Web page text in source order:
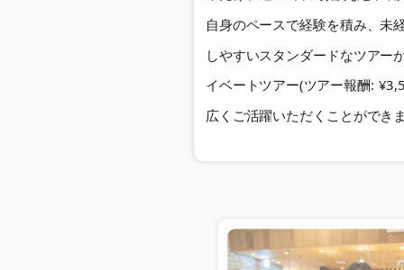
自身のペースで経験を積み、未
しやすいスタンダードなツアー
イベートツアー(ツアー報酬:
広くご活躍いただくことができ